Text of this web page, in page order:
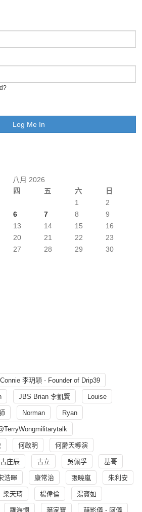
八月 2026
四 五 六 日
1
2
6 7 8
9
13 14 15
16
20 21 22
23
27 28 29
30
Connie 李玥穎 - Founder of Drip39
JBS Brian 李凱賢 Louise
Norman Ryan
何啟明 何爵天導演
古庄辰 古立 吳佩孚 基哥
浩暉 康常治 張曉嵐 朱利安
梁天琦 楊偉倫 湯寳如
羅海憫 葉家寶 薛影儀 - 阿儀